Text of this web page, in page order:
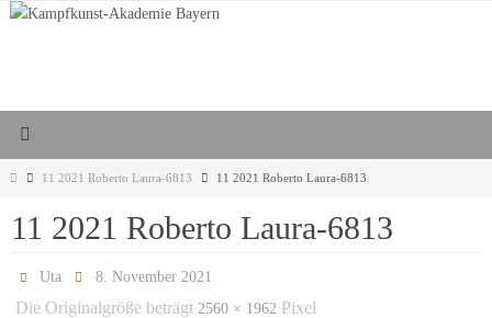
Zum
Start11 2021 Roberto Laura-6813 11 2021 Roberto Laura-6813
11 2021 Roberto Laura-6813
Uta 8. November 2021
Die Originalgröße beträgt 2560 × 1962 Pixel